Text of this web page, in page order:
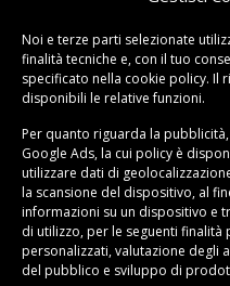
Noi e terze parti selezionate
finalità tecniche e, con il tuo
specificato nella cookie policy. Il
disponibili le relative funzioni.
Per quanto riguarda la
Google Ads, la cui policy è
utilizzare dati di
la scansione del dispositivo, al
informazioni su un dispositivo e
di utilizzo, per le seguenti
personalizzati, valutazione degli
del pubblico e sviluppo di
Se siete in cerca di un
qualche informazione
design compatto e ben
sfruttarlo in strada grazie